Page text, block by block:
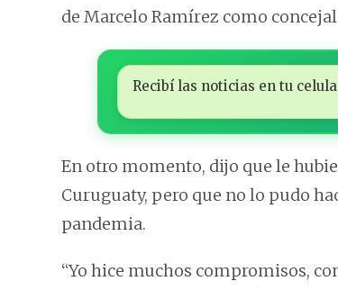
de Marcelo Ramírez como
Recibí las noticias en tu
En otro momento, dijo que le
Curuguaty, pero que no lo pudo
pandemia.
“Yo hice muchos compromisos,